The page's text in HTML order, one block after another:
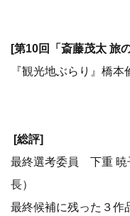
[第10回「斎藤茂太 旅
『観光地ぶらり』橋本
[総評]
最終選考委員 下重 暁
長）
最終候補に残った３作